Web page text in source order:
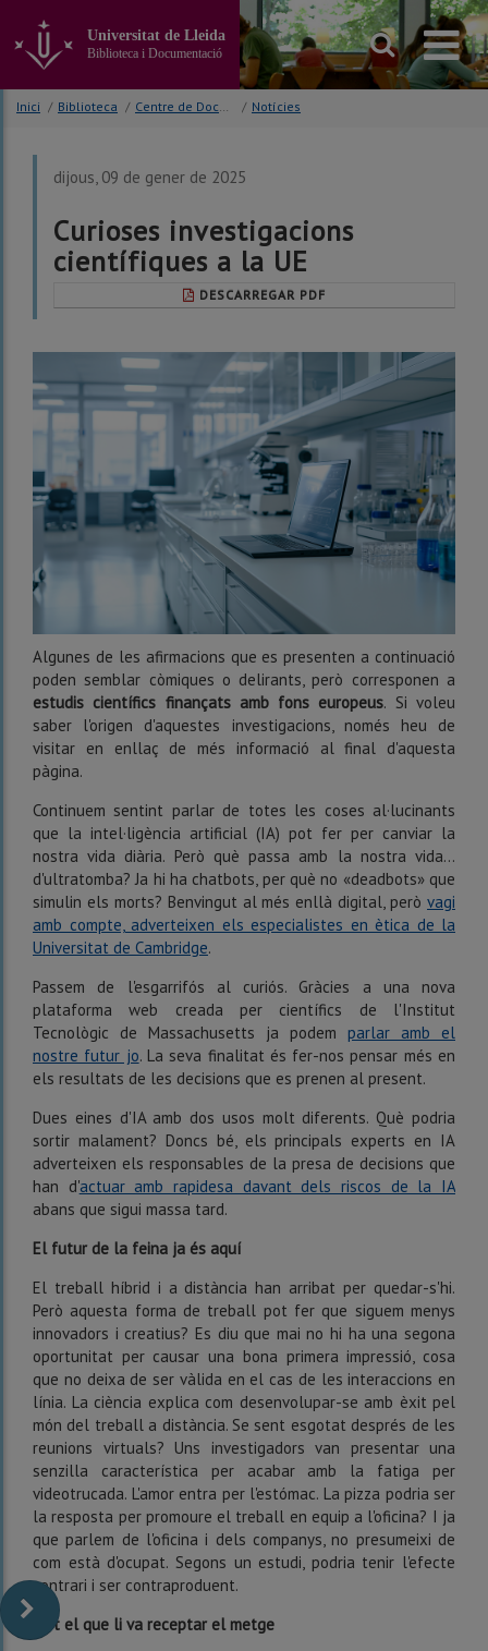
contingut
principal
Universitat de Lleida
Biblioteca i Documentació
Inici / Biblioteca / Centre de Documentació Europea (CDE) / Notícies
dijous, 09 de gener de 2025
Curioses investigacions
científiques a la UE
DESCARREGAR PDF
Algunes de les afirmacions que es presenten a continuació
poden semblar còmiques o delirants, però corresponen a
estudis científics finançats amb fons europeus. Si voleu
saber l'origen d'aquestes investigacions, només heu de
visitar en enllaç de més informació al final d'aquesta
pàgina.
Continuem sentint parlar de totes les coses al·lucinants
que la intel·ligència artificial (IA) pot fer per canviar la
nostra vida diària. Però què passa amb la nostra vida…
d'ultratomba? Ja hi ha chatbots, per què no «deadbots» que
simulin els morts? Benvingut al més enllà digital, però vagi
amb compte, adverteixen els especialistes en ètica de la
Universitat de Cambridge.
Passem de l'esgarrifós al curiós. Gràcies a una nova
plataforma web creada per científics de l'Institut
Tecnològic de Massachusetts ja podem parlar amb el
nostre futur jo. La seva finalitat és fer-nos pensar més en
els resultats de les decisions que es prenen al present.
Dues eines d'IA amb dos usos molt diferents. Què podria
sortir malament? Doncs bé, els principals experts en IA
adverteixen els responsables de la presa de decisions que
han d'actuar amb rapidesa davant dels riscos de la IA
abans que sigui massa tard.
El futur de la feina ja és aquí
El treball híbrid i a distància han arribat per quedar-s'hi.
Però aquesta forma de treball pot fer que siguem menys
innovadors i creatius? Es diu que mai no hi ha una segona
oportunitat per causar una bona primera impressió, cosa
que no deixa de ser vàlida en el cas de les interaccions en
línia. La ciència explica com desenvolupar-se amb èxit pel
món del treball a distància. Se sent esgotat després de les
reunions virtuals? Uns investigadors van presentar una
senzilla característica per acabar amb la fatiga per
videotrucada. L'amor entra per l'estómac. La pizza podria ser
la resposta per promoure el treball en equip a l'oficina? I ja
que parlem de l'oficina i dels companys, no presumeixi de
com està d'ocupat. Segons un estudi, podria tenir l'efecte
contrari i ser contraproduent.
Just el que li va receptar el metge